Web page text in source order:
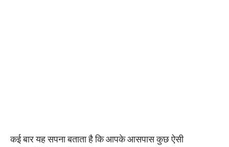
कई बार यह सपना बताता है कि आपके आसपास कुछ ऐसी